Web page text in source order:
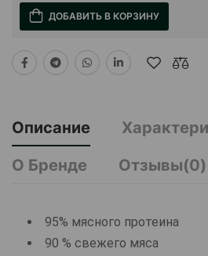
ДОБАВИТЬ В КОРЗИНУ
Описание
О Бренде
Отзывы(0)
95% мясного протеина
90 % свежего мяса